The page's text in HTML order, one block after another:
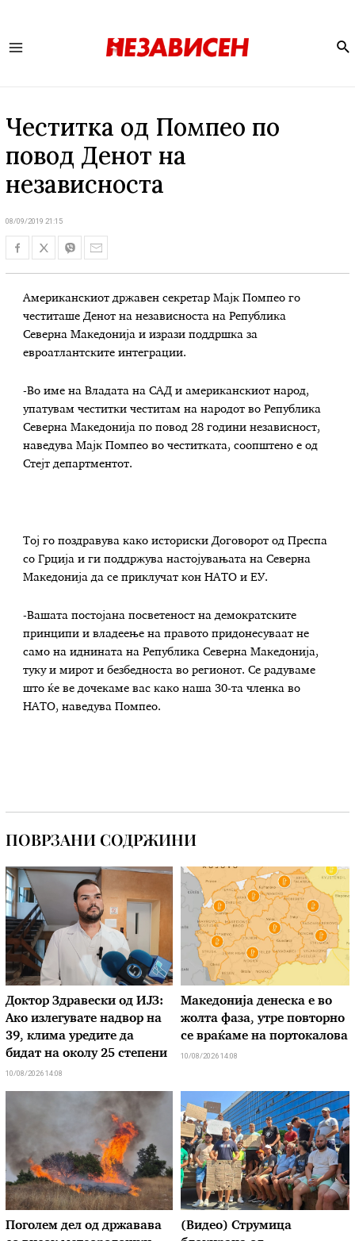
Честитка од Помпео по
повод Денот на
независноста
08/09/2019 21:15
Американскиот државен секретар Мајк Помпео го
честиташе Денот на независноста на Република
Северна Македонија и изрази поддршка за
евроатлантските интеграции.
-Во име на Владата на САД и американскиот народ,
упатувам честитки честитам на народот во Република
Северна Македонија по повод 28 години независност,
наведува Мајк Помпео во честитката, соопштено е од
Стејт департментот.
Тој го поздравува како историски Договорот од Преспа
со Грција и ги поддржува настојувањата на Северна
Македонија да се приклучат кон НАТО и ЕУ.
-Вашата постојана посветеност на демократските
принципи и владеење на правото придонесуваат не
само на иднината на Република Северна Македонија,
туку и мирот и безбедноста во регионот. Се радуваме
што ќе ве дочекаме вас како наша 30-та членка во
НАТО, наведува Помпео.
ПОВРЗАНИ СОДРЖИНИ
Доктор Здравески од ИЈЗ:
Ако излегувате надвор на
39, клима уредите да
бидат на околу 25 степени
10/08/2026 14:08
Македонија денеска е во
жолта фаза, утре повторно
се враќаме на портокалова
10/08/2026 14:08
Поголем дел од државава
(Видео) Струмица